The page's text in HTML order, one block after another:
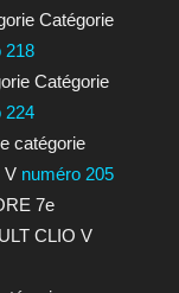
Catégorie
218
Catégorie
224
catégorie
V numéro 205
7e
CLIO V